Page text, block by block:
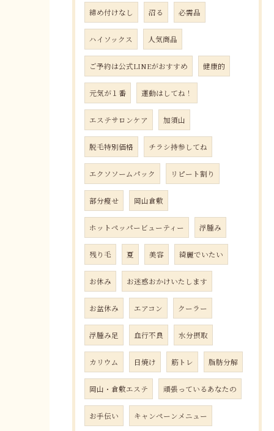
締め付けなし 沼る 必需品
ハイソックス 人気商品
ご予約は公式LINEがおすすめ 健康的
元気が１番 運動はしてね！
エステサロンケア 加須山
脱毛特別価格 チラシ持参してね
エクソソームパック リピート割り
部分瘦せ 岡山倉敷
ホットペッパービューティー 浮腫み
残り毛 夏 美容 綺麗でいたい
お休み お迷惑おかけいたします
お盆休み エアコン クーラー
浮腫み足 血行不良 水分摂取
カリウム 日焼け 筋トレ 脂肪分解
岡山・倉敷エステ 頑張っているあなたの
お手伝い キャンペーンメニュー